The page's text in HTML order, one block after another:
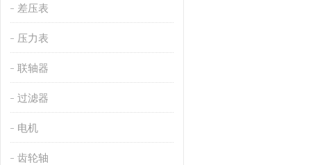
差压表
压力表
联轴器
过滤器
电机
齿轮轴